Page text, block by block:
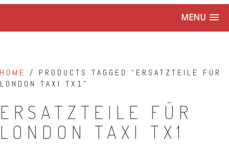
MENU
HOME / PRODUCTS TAGGED “ERSATZTEILE FÜR
LONDON TAXI TX1”
ERSATZTEILE FÜR
LONDON TAXI TX1